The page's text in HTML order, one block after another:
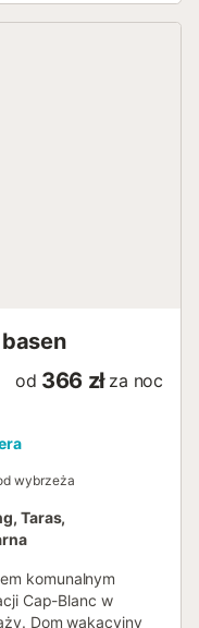
dezyn...
od 366 zł za noc
wybrzeża
Taras,
komunalnym
Cap-Blanc w
Dom wakacyjny